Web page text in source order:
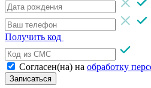
Получить код
Согласен(на) на обработку
Записаться